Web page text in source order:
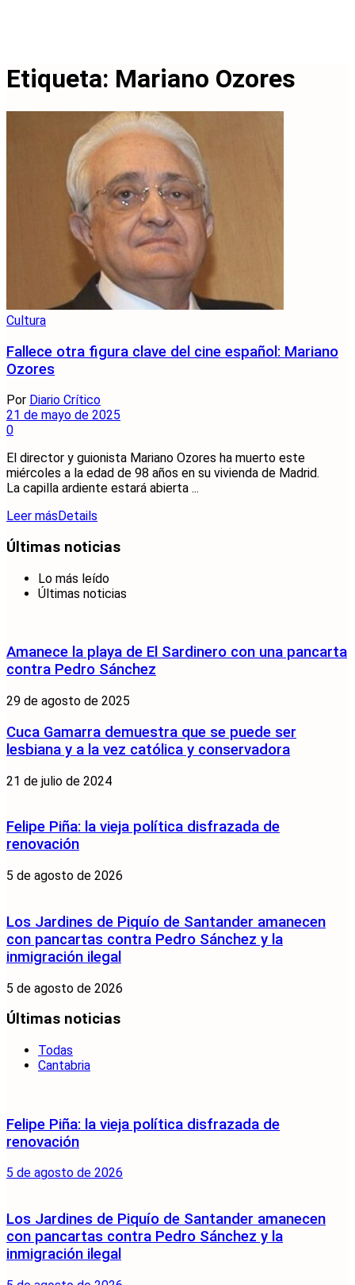
Etiqueta: Mariano Ozores
Cultura
Fallece otra figura clave del cine español: Mariano
Ozores
Por Diario Crítico
21 de mayo de 2025
0
El director y guionista Mariano Ozores ha muerto este
miércoles a la edad de 98 años en su vivienda de Madrid.
La capilla ardiente estará abierta ...
Leer más Details
Últimas noticias
Lo más leído
Últimas noticias
Amanece la playa de El Sardinero con una pancarta
contra Pedro Sánchez
29 de agosto de 2025
Cuca Gamarra demuestra que se puede ser
lesbiana y a la vez católica y conservadora
21 de julio de 2024
Felipe Piña: la vieja política disfrazada de
renovación
5 de agosto de 2026
Los Jardines de Piquío de Santander amanecen
con pancartas contra Pedro Sánchez y la
inmigración ilegal
5 de agosto de 2026
Últimas noticias
Todas
Cantabria
Felipe Piña: la vieja política disfrazada de
renovación
5 de agosto de 2026
Los Jardines de Piquío de Santander amanecen
con pancartas contra Pedro Sánchez y la
inmigración ilegal